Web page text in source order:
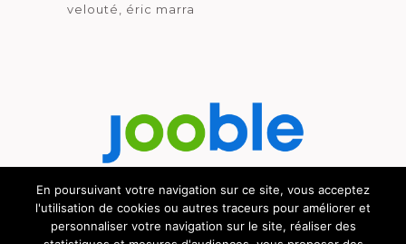
velouté
éric marra
Découvrez le métier de la cuisine.
En poursuivant votre navigation sur ce site, vous acceptez
l'utilisation de cookies ou autres traceurs pour améliorer et
personnaliser votre navigation sur le site, réaliser des